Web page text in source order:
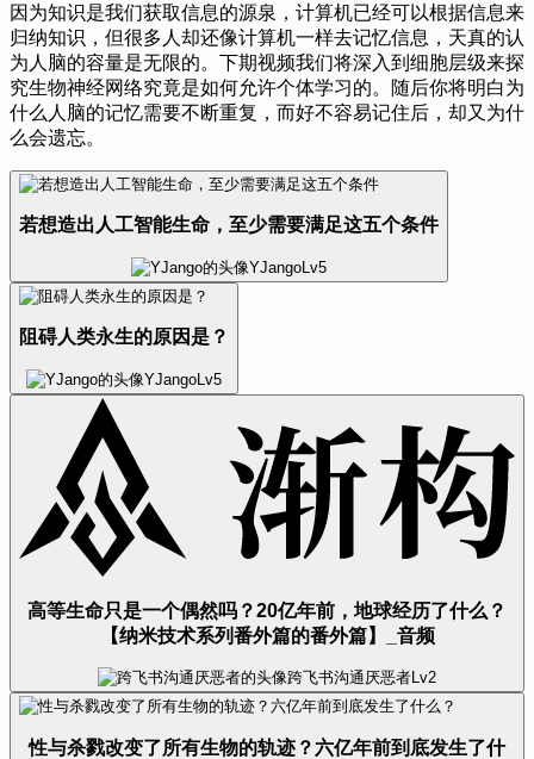
因为知识是我们获取信息的源泉， 计算机已经可以根据信息来
归纳知识， 但很多人却还像计算机一样去记忆信息， 天真的认
为人脑的容量是无限的。 下期视频我们将深入到细胞层级来探
究生物神经网络究竟是如何允许个体学习的。
随后你将明白为
什么人脑的记忆需要不断重复， 而好不容易记住后， 却又为什
么会遗忘。
若想造出人工智能生命，至少需要满足这五个条件
YJango Lv5
阻碍人类永生的原因是？
YJangoLv5
高等生命只是一个偶然吗？20亿年前，地球经历了什么？
【纳米技术系列番外篇的番外篇】_音频
跨飞书沟通厌恶者Lv2
性与杀戮改变了所有生物的轨迹？六亿年前到底发生了什